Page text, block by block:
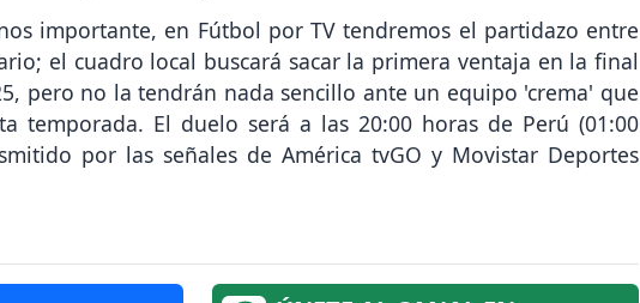
importante, en Fútbol por TV tendremos el partidazo entre
el cuadro local buscará sacar la primera ventaja en la final
pero no la tendrán nada sencillo ante un equipo 'crema' que
temporada. El duelo será a las 20:00 horas de Perú (01:00
por las señales de América tvGO y Movistar Deportes